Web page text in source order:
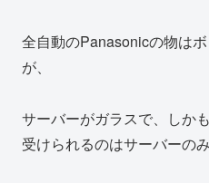
全自動のPanasonicの物は
が、
サーバーがガラスで、しか
受けられるのはサーバーのみ